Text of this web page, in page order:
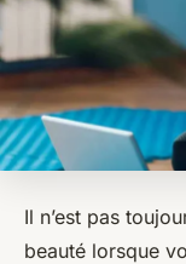
Il n’est pas
beauté lorsque